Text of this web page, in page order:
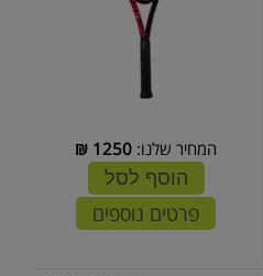
המחיר שלנו: 1250
₪
הוסף לסל
פרטים נוספים